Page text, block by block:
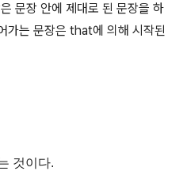
문장 안에 제대로 된 문장을 하
가는 문장은 that에 의해 시작된
것이다.